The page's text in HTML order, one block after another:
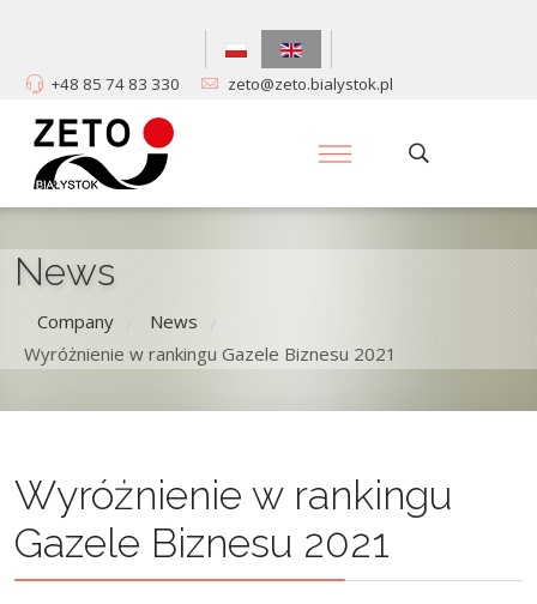
+48 85 74 83 330 zeto@zeto.bialystok.pl
News
Company News
/
Wyróżnienie w rankingu Gazele Biznesu 2021
Wyróżnienie w rankingu
Gazele Biznesu 2021